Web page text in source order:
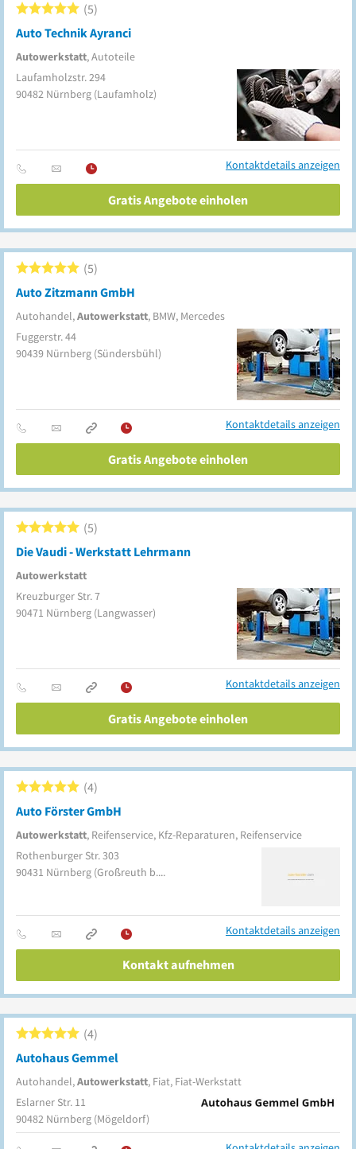
Auto Technik Ayranci
Autowerkstatt, Autoteile
5
Laufamholzstr. 294
90482 Nürnberg (Laufamholz)
Kontaktdetails anzeigen
Gratis Angebote einholen
Auto Zitzmann GmbH
Autohandel,Autowerkstatt, BMW, Mercedes
5
Fuggerstr. 44
90439 Nürnberg (Sündersbühl)
Kontaktdetails anzeigen
Gratis Angebote einholen
Die Vaudi - Werkstatt Lehrmann
Autowerkstatt
5
Kreuzburger Str. 7
90471 Nürnberg (Langwasser)
Kontaktdetails anzeigen
Gratis Angebote einholen
Auto Förster GmbH
Autowerkstatt, Reifenservice, Kfz-Reparaturen, Reifenservice
4
Rothenburger Str. 303
90431 Nürnberg (Großreuth b. Schweinau)
Kontaktdetails anzeigen
Kontakt aufnehmen
Autohaus Gemmel
Autohandel,Autowerkstatt, Fiat, Fiat-Werkstatt
4
Eslarner Str. 11
90482 Nürnberg (Mögeldorf)